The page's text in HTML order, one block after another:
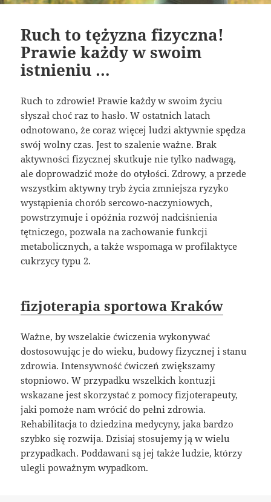
Ruch to tężyzna fizyczna!
Prawie każdy w swoim
istnieniu …
Ruch to zdrowie! Prawie każdy w swoim życiu
słyszał choć raz to hasło. W ostatnich latach
odnotowano, że coraz więcej ludzi aktywnie spędza
swój wolny czas. Jest to szalenie ważne. Brak
aktywności fizycznej skutkuje nie tylko nadwagą,
ale doprowadzić może do otyłości. Zdrowy, a przede
wszystkim aktywny tryb życia zmniejsza ryzyko
wystąpienia chorób sercowo-naczyniowych,
powstrzymuje i opóźnia rozwój nadciśnienia
tętniczego, pozwala na zachowanie funkcji
metabolicznych, a także wspomaga w profilaktyce
cukrzycy typu 2.
fizjoterapia sportowa Kraków
Ważne, by wszelakie ćwiczenia wykonywać
dostosowując je do wieku, budowy fizycznej i stanu
zdrowia. Intensywność ćwiczeń zwiększamy
stopniowo. W przypadku wszelkich kontuzji
wskazane jest skorzystać z pomocy fizjoterapeuty,
jaki pomoże nam wrócić do pełni zdrowia.
Rehabilitacja to dziedzina medycyny, jaka bardzo
szybko się rozwija. Dzisiaj stosujemy ją w wielu
przypadkach. Poddawani są jej także ludzie, którzy
ulegli poważnym wypadkom.